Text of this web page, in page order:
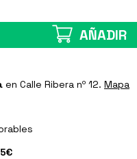
AÑADIR
en Calle Ribera nº 12. Mapa